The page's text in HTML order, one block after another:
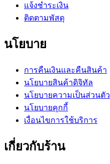
แจ้งชำระเงิน
ติดตามพัสดุ
นโยบาย
การคืนเงินและคืนสินค้า
นโยบายสินค้าดิจิทัล
นโยบายความเป็นส่วนตัว
นโยบายคุกกี้
เงื่อนไขการใช้บริการ
เกี่ยวกับร้าน